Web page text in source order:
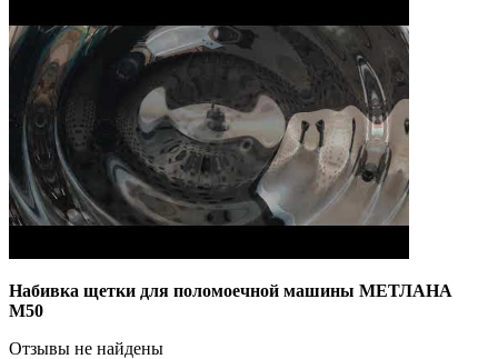
Набивка щетки для поломоечной машины МЕТЛАНА
М50
Отзывы не найдены